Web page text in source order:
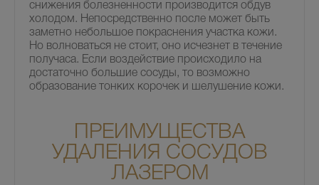
снижения болезненности производится обдув
холодом. Непосредственно после может быть
заметно небольшое покраснения участка кожи.
Но волноваться не стоит, оно исчезнет в течение
получаса. Если воздействие происходило на
достаточно большие сосуды, то возможно
образование тонких корочек и шелушение кожи.
ПРЕИМУЩЕСТВА
УДАЛЕНИЯ СОСУДОВ
ЛАЗЕРОМ